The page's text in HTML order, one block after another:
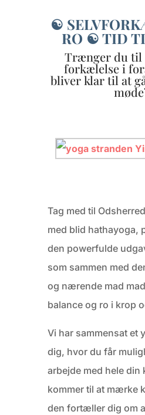
☯
RO ☯ TID
Trænger du til
forkælelse i
bliver klar til at
Tag med til
med blid hathayoga,
den powerfulde
som sammen med
og nærende mad
balance og ro i krop
Vi har sammensat et
dig, hvor du får
arbejde med hele din
kommer til at mærke
den fortæller dig om